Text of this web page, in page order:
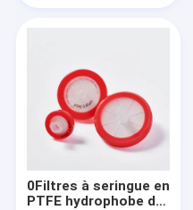
0Filtres à seringue en
PTFE hydrophobe de